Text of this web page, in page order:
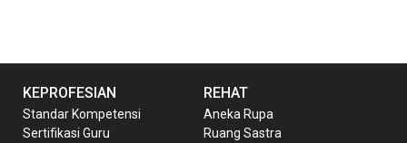
KEPROFESIAN
Standar Kompetensi
Sertifikasi Guru
REHAT
Aneka Rupa
Ruang Sastra